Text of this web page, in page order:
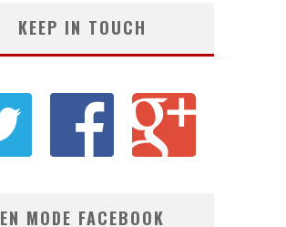
KEEP IN TOUCH
EN MODE FACEBOOK